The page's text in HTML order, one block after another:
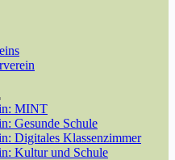
MINT
Gesunde Schule
Digitales Klassenzimmer
Kultur und Schule